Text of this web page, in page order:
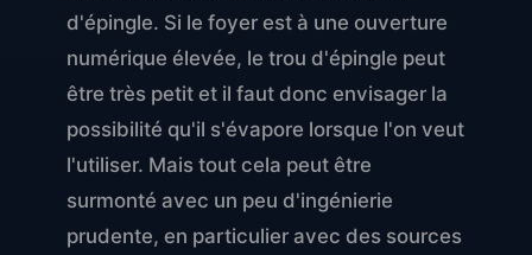
d'épingle. Si le foyer est à une ouverture
numérique élevée, le trou d'épingle peut
être très petit et il faut donc envisager la
possibilité qu'il s'évapore lorsque l'on veut
l'utiliser. Mais tout cela peut être
surmonté avec un peu d'ingénierie
prudente, en particulier avec des sources